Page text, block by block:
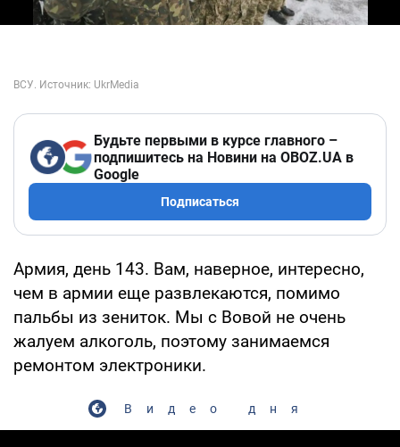
Будьте первыми в курсе главного –
подпишитесь на Новини на OBOZ.UA в
Google
Подписаться
Армия, день 143. Вам, наверное, интересно,
чем в армии еще развлекаются, помимо
пальбы из зениток. Мы с Вовой не очень
жалуем алкоголь, поэтому занимаемся
ремонтом электроники.
Видео дня